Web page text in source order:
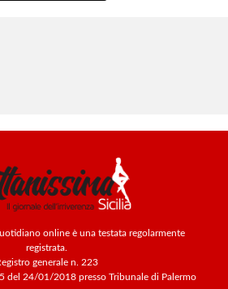
online è una testata regolarmente
registrata.
generale n. 223
del 24/01/2018 presso Tribunale di Palermo